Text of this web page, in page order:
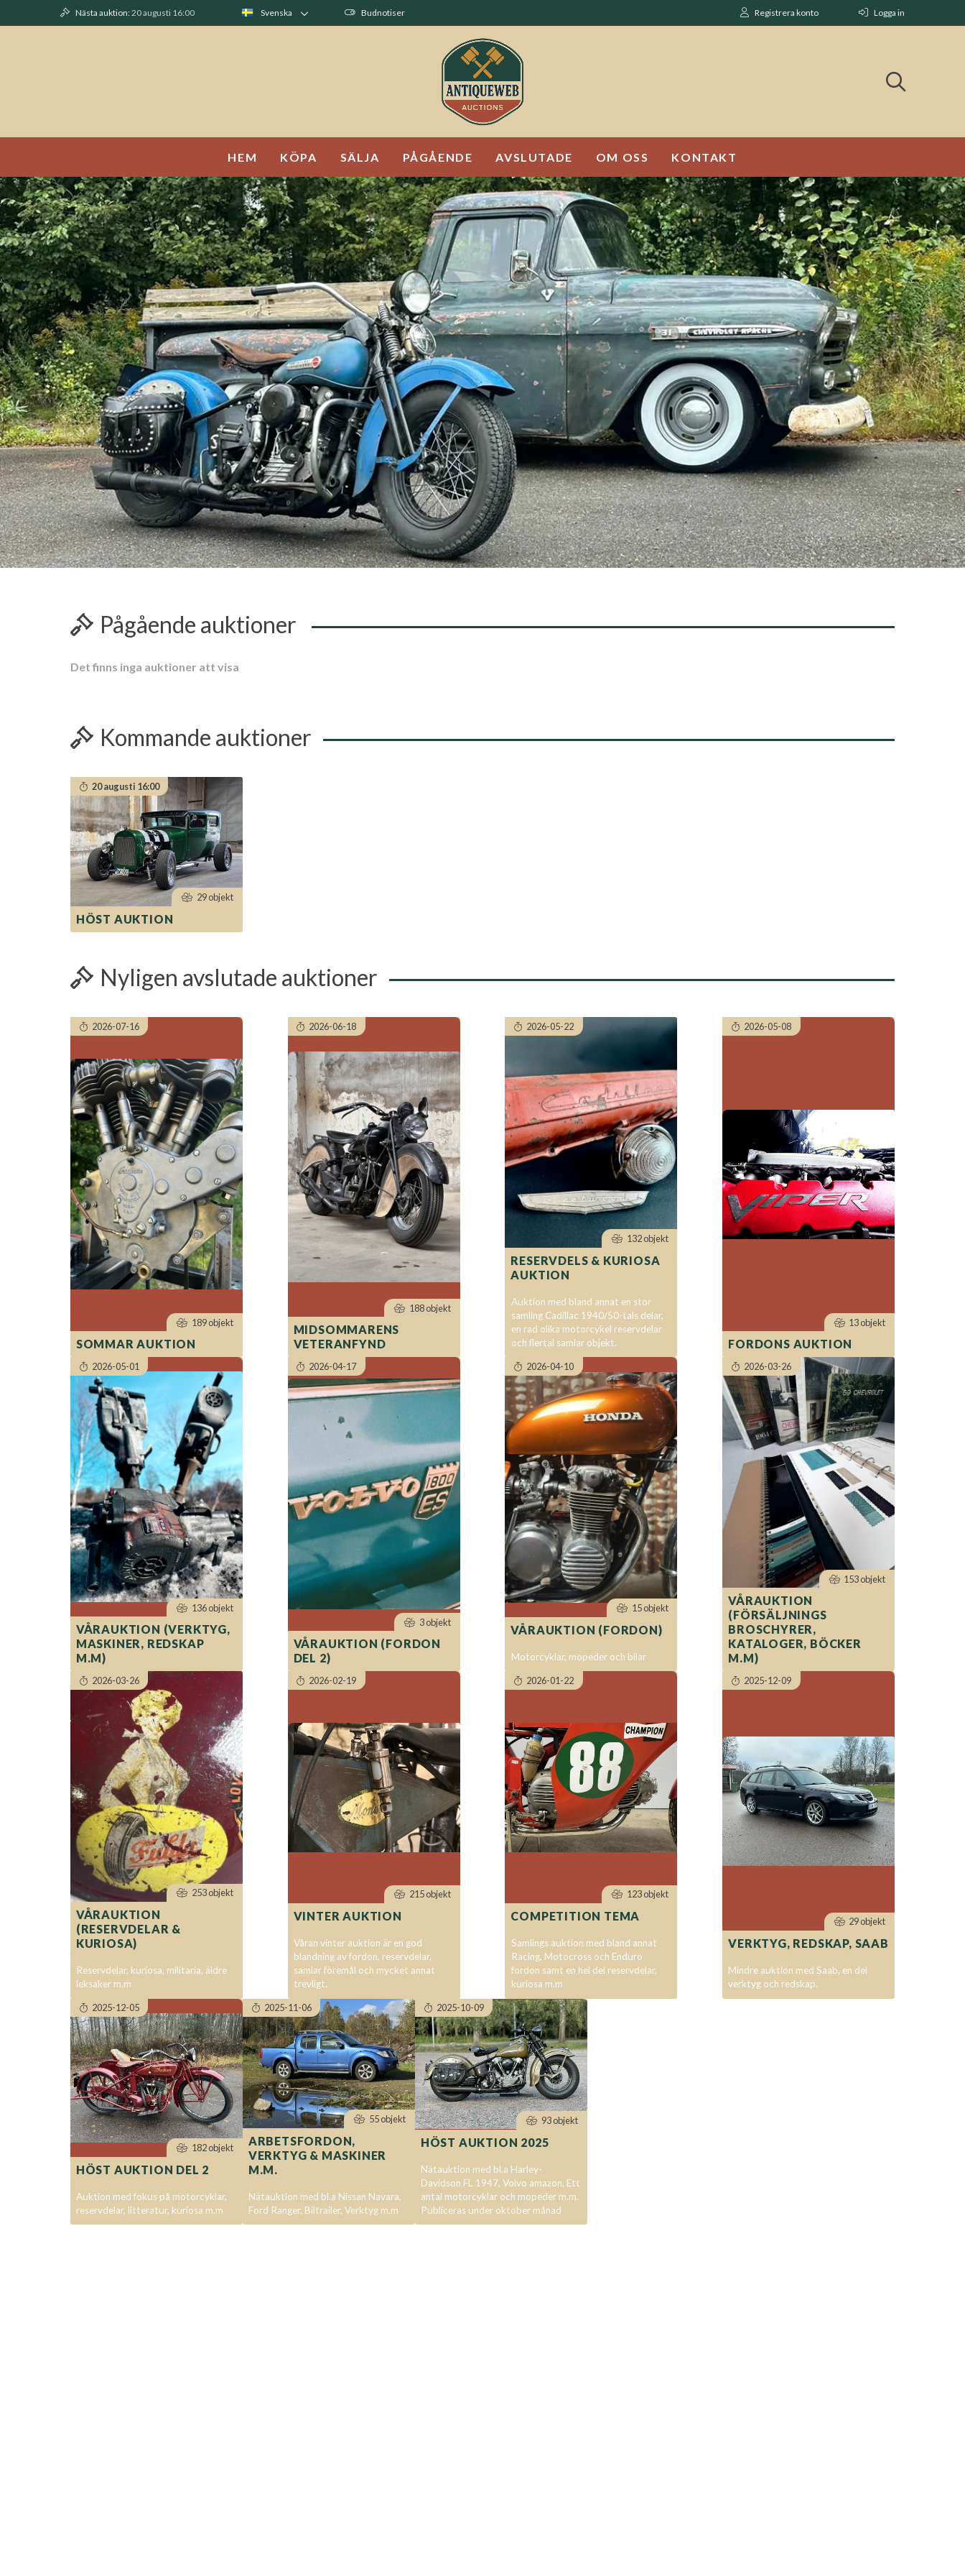
Nästa auktion:20 augusti 16:00 Svenska Budnotiser Registrera konto Logga in
HEM KÖPA SÄLJA PÅGÅENDE AVSLUTADE OM OSS KONTAKT
Pågående auktioner
Det finns inga auktioner att visa
Kommande auktioner
20 augusti 16:00
29 objekt
HÖST AUKTION
Nyligen avslutade auktioner
2026-07-16
189 objekt
SOMMAR AUKTION
2026-06-18
188 objekt
MIDSOMMARENS
VETERANFYND
2026-05-22
132 objekt
RESERVDELS & KURIOSA
AUKTION
Auktion med bland annat en stor
samling Cadillac 1940/50-tals delar,
en rad olika motorcykel reservdelar
och flertal samlar objekt.
2026-05-08
13 objekt
FORDONS AUKTION
2026-05-01
136 objekt
VÅRAUKTION (VERKTYG,
MASKINER, REDSKAP
M.M)
2026-04-17
3 objekt
VÅRAUKTION (FORDON
DEL 2)
2026-04-10
15 objekt
VÅRAUKTION (FORDON)
Motorcyklar, mopeder och bilar
2026-03-26
153 objekt
VÅRAUKTION
(FÖRSÄLJNINGS
BROSCHYRER,
KATALOGER, BÖCKER
M.M)
2026-03-26
253 objekt
VÅRAUKTION
(RESERVDELAR &
KURIOSA)
Reservdelar, kuriosa, militaria, äldre
leksaker m.m
2026-02-19
215 objekt
VINTER AUKTION
Våran vinter auktion är en god
blandning av fordon, reservdelar,
samlar föremål och mycket annat
trevligt.
2026-01-22
123 objekt
COMPETITION TEMA
Samlings auktion med bland annat
Racing, Motocross och Enduro
fordon samt en hel del reservdelar,
kuriosa m.m
2025-12-09
29 objekt
VERKTYG, REDSKAP, SAAB
Mindre auktion med Saab, en del
verktyg och redskap.
2025-12-05
182 objekt
HÖST AUKTION DEL 2
Auktion med fokus på motorcyklar,
reservdelar, litteratur, kuriosa m.m
2025-11-06
55 objekt
ARBETSFORDON,
VERKTYG & MASKINER
M.M.
Nätauktion med bl.a Nissan Navara,
Ford Ranger, Biltrailer, Verktyg m.m
2025-10-09
93 objekt
HÖST AUKTION 2025
Nätauktion med bl.a Harley-
Davidson FL 1947, Volvo amazon, Ett
antal motorcyklar och mopeder m.m.
Publiceras under oktober månad